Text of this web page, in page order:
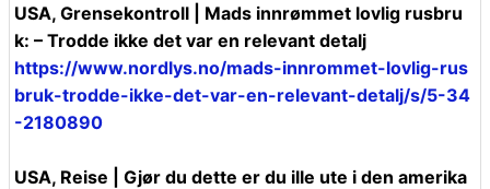
USA, Grensekontroll | Mads innrømmet lovlig rusbru
k: – Trodde ikke det var en relevant detalj
https://www.nordlys.no/mads-innrommet-lovlig-rus
bruk-trodde-ikke-det-var-en-relevant-detalj/s/5-34
-2180890
USA, Reise | Gjør du dette er du ille ute i den amerika